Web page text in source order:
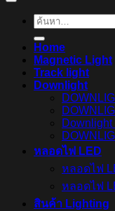
ค้นหา:
Home
Magnetic Light
Track light
Downlight
Downlight
หลอดไฟ LED
หลอดไฟ
หลอดไฟ
สินค้า Lighting